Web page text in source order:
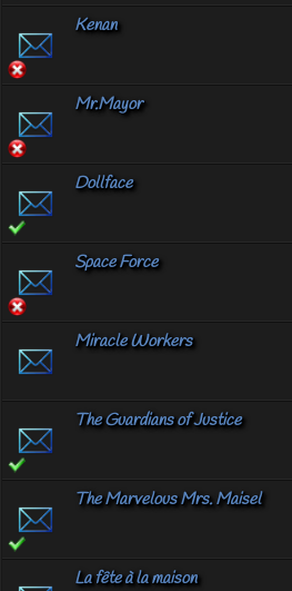
Kenan
Mr.Mayor
Dollface
Space Force
Miracle Workers
The Guardians of Justice
The Marvelous Mrs. Maisel
La fête à la maison